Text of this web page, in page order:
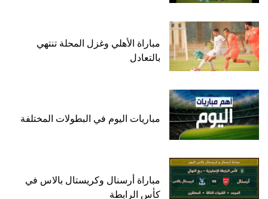
مباراة الأهلي وغزل المحلة تنتهي
بالتعادل
مباريات اليوم في البطولات المختلفة
مباراة أرسنال وكريستال بالاس في
كأس الرابطة